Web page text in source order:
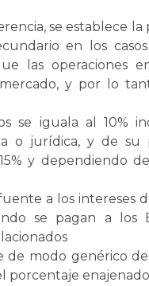
se establece
en los
las operaciones
y por lo
se iguala al 10%
o jurídica, y de
y dependiendo
a los intereses
se pagan a los
modo genérico
porcentaje